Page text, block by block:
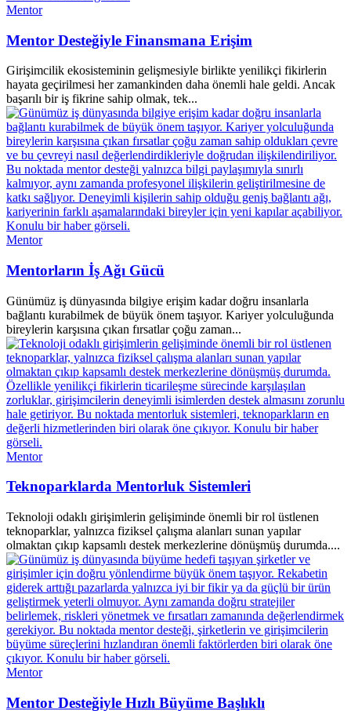
Mentor
Mentor Desteğiyle Finansmana Erişim
Girişimcilik ekosisteminin gelişmesiyle birlikte yenilikçi fikirlerin
hayata geçirilmesi her zamankinden daha önemli hale geldi. Ancak
başarılı bir iş fikrine sahip olmak, tek...
Mentor
Mentorların İş Ağı Gücü
Günümüz iş dünyasında bilgiye erişim kadar doğru insanlarla
bağlantı kurabilmek de büyük önem taşıyor. Kariyer yolculuğunda
bireylerin karşısına çıkan fırsatlar çoğu zaman...
Mentor
Teknoparklarda Mentorluk Sistemleri
Teknoloji odaklı girişimlerin gelişiminde önemli bir rol üstlenen
teknoparklar, yalnızca fiziksel çalışma alanları sunan yapılar
olmaktan çıkıp kapsamlı destek merkezlerine dönüşmüş durumda....
Mentor
Mentor Desteğiyle Hızlı Büyüme Başlıklı